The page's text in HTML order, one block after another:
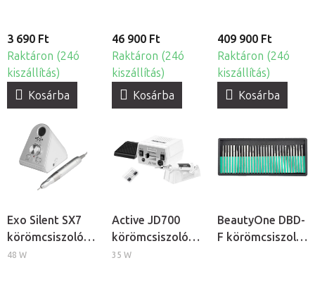
3 690 Ft
Raktáron (24ó
kiszállítás)
Kosárba
46 900 Ft
Raktáron (24ó
kiszállítás)
Kosárba
409 900 Ft
Raktáron (24ó
kiszállítás)
Kosárba
Exo Silent SX7
körömcsiszoló
gép
48 W
Active JD700
körömcsiszoló
gép
35 W
BeautyOne DBD-
F körömcsiszoló